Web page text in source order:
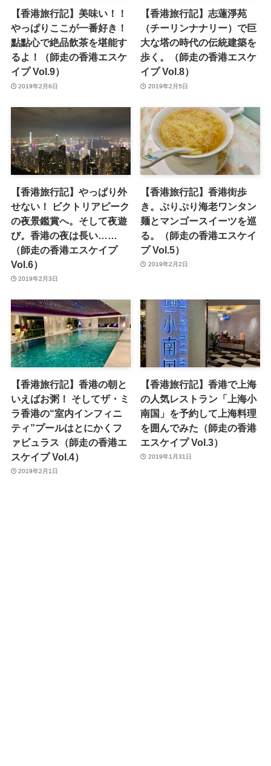
【香港旅行記】美味い！！
やっぱりここが一番好き！
點點心で絶品飲茶を堪能す
るよ！（師走の香港エスケ
イプ Vol.9）
2019年2月6日
【香港旅行記】志蓮淨苑
（チーリンナナリー）で巨
大な塔の時代の伝統建築を
歩く。（師走の香港エスケ
イプ Vol.8）
2019年2月5日
【香港旅行記】やっぱり外
せない！ ビクトリアピーク
の夜景鑑賞へ。そして夜遊
び。香港の夜は長い……
（師走の香港エスケイプ
Vol.6）
2019年2月3日
【香港旅行記】香港街歩
き。ぷりぷり海老ワンタン
麺とマンゴースイーツを巡
る。（師走の香港エスケイ
プ Vol.5）
2019年2月2日
【香港旅行記】香港の朝と
いえばお粥！ そしてザ・ミ
ラ香港の“室内インフィニ
ティ”プールはとにかくフ
ァビュラス（師走の香港エ
スケイプ Vol.4）
2019年2月1日
【香港旅行記】香港で上海
の人気レストラン「上海小
南国」を予約して上海料理
を囲んでみた（師走の香港
エスケイプ Vol.3）
2019年1月31日